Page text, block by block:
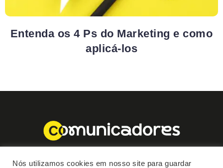
Entenda os 4 Ps do Marketing e como
aplicá-los
Nós utilizamos cookies em nosso site para guardar